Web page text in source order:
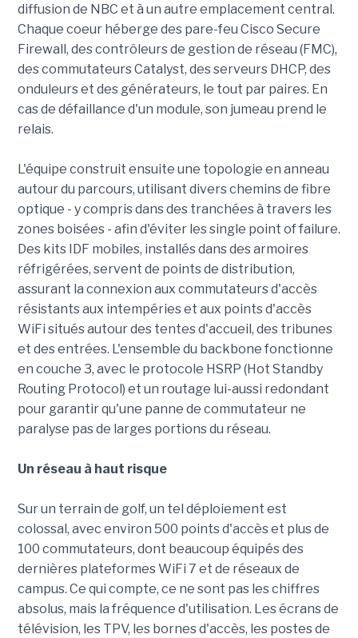
diffusion de NBC et à un autre emplacement central.
Chaque coeur héberge des pare-feu Cisco Secure
Firewall, des contrôleurs de gestion de réseau (FMC),
des commutateurs Catalyst, des serveurs DHCP, des
onduleurs et des générateurs, le tout par paires. En
cas de défaillance d'un module, son jumeau prend le
relais.
L'équipe construit ensuite une topologie en anneau
autour du parcours, utilisant divers chemins de fibre
optique - y compris dans des tranchées à travers les
zones boisées - afin d'éviter les single point of failure.
Des kits IDF mobiles, installés dans des armoires
réfrigérées, servent de points de distribution,
assurant la connexion aux commutateurs d'accès
résistants aux intempéries et aux points d'accès
WiFi situés autour des tentes d'accueil, des tribunes
et des entrées. L'ensemble du backbone fonctionne
en couche 3, avec le protocole HSRP (Hot Standby
Routing Protocol) et un routage lui-aussi redondant
pour garantir qu'une panne de commutateur ne
paralyse pas de larges portions du réseau.
Un réseau à haut risque
Sur un terrain de golf, un tel déploiement est
colossal, avec environ 500 points d'accès et plus de
100 commutateurs, dont beaucoup équipés des
dernières plateformes WiFi 7 et de réseaux de
campus. Ce qui compte, ce ne sont pas les chiffres
absolus, mais la fréquence d'utilisation. Les écrans de
télévision, les TPV, les bornes d'accès, les postes de